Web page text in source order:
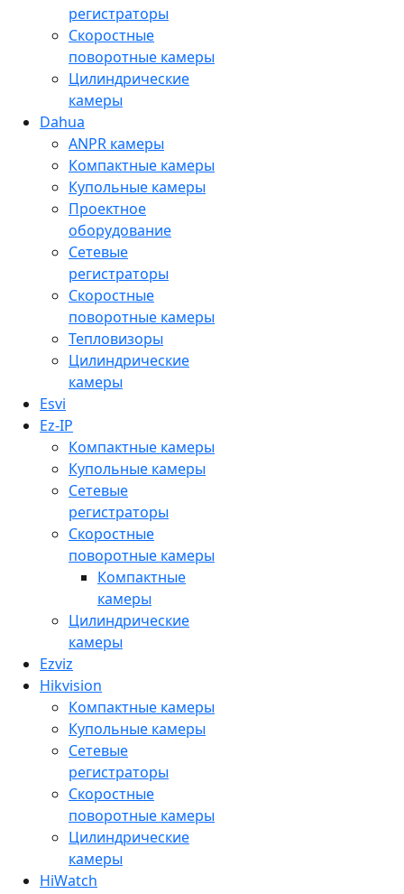
регистраторы
Скоростные
поворотные камеры
Цилиндрические
камеры
Dahua
ANPR камеры
Компактные камеры
Купольные камеры
Проектное
оборудование
Сетевые
регистраторы
Скоростные
поворотные камеры
Тепловизоры
Цилиндрические
камеры
Esvi
Ez-IP
Компактные камеры
Купольные камеры
Сетевые
регистраторы
Скоростные
поворотные камеры
Компактные
камеры
Цилиндрические
камеры
Ezviz
Hikvision
Компактные камеры
Купольные камеры
Сетевые
регистраторы
Скоростные
поворотные камеры
Цилиндрические
камеры
HiWatch